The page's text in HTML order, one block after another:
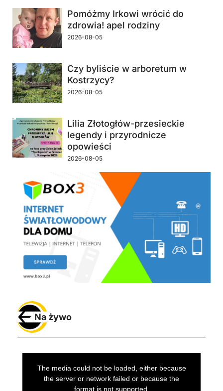
Pomóżmy Irkowi wrócić do
zdrowia! apel rodziny
2026-08-05
Czy byliście w arboretum w
Kostrzycy?
2026-08-05
Lilia Złotogłów-przesieckie
legendy i przyrodnicze
opowieści
2026-08-05
Na żywo